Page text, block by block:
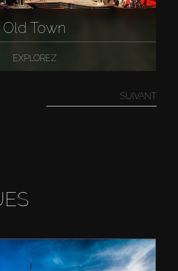
Old Town
EXPLOREZ
SUIVANT